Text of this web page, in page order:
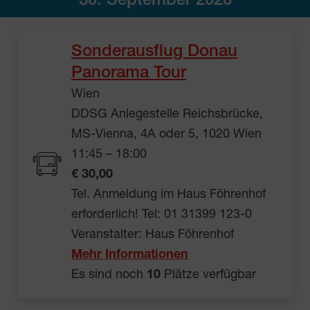
Sonderausflug Donau
Panorama Tour
Wien
DDSG Anlegestelle Reichsbrücke,
MS-Vienna, 4A oder 5, 1020 Wien
11:45 – 18:00
€ 30,00
Tel. Anmeldung im Haus Föhrenhof
erforderlich! Tel: 01 31399 123-0
Veranstalter: Haus Föhrenhof
Mehr Informationen
Es sind noch 10 Plätze verfügbar